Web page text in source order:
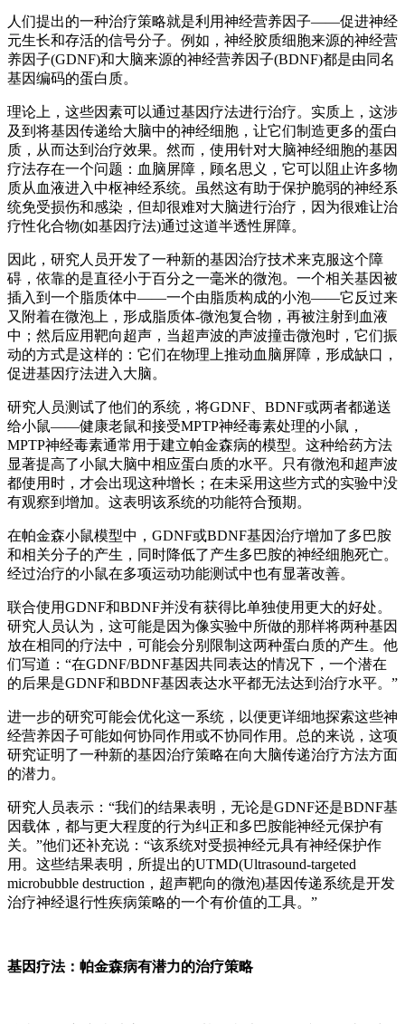
人们提出的一种治疗策略就是利用神经营养因子——促进神经
元生长和存活的信号分子。例如，神经胶质细胞来源的神经营
养因子(GDNF)和大脑来源的神经营养因子(BDNF)都是由同名
基因编码的蛋白质。
理论上，这些因素可以通过基因疗法进行治疗。实质上，这涉
及到将基因传递给大脑中的神经细胞，让它们制造更多的蛋白
质，从而达到治疗效果。然而，使用针对大脑神经细胞的基因
疗法存在一个问题：血脑屏障，顾名思义，它可以阻止许多物
质从血液进入中枢神经系统。虽然这有助于保护脆弱的神经系
统免受损伤和感染，但却很难对大脑进行治疗，因为很难让治
疗性化合物(如基因疗法)通过这道半透性屏障。
因此，研究人员开发了一种新的基因治疗技术来克服这个障
碍，依靠的是直径小于百分之一毫米的微泡。一个相关基因被
插入到一个脂质体中——一个由脂质构成的小泡——它反过来
又附着在微泡上，形成脂质体-微泡复合物，再被注射到血液
中；然后应用靶向超声，当超声波的声波撞击微泡时，它们振
动的方式是这样的：它们在物理上推动血脑屏障，形成缺口，
促进基因疗法进入大脑。
研究人员测试了他们的系统，将GDNF、BDNF或两者都递送
给小鼠——健康老鼠和接受MPTP神经毒素处理的小鼠，
MPTP神经毒素通常用于建立帕金森病的模型。这种给药方法
显著提高了小鼠大脑中相应蛋白质的水平。只有微泡和超声波
都使用时，才会出现这种增长；在未采用这些方式的实验中没
有观察到增加。这表明该系统的功能符合预期。
在帕金森小鼠模型中，GDNF或BDNF基因治疗增加了多巴胺
和相关分子的产生，同时降低了产生多巴胺的神经细胞死亡。
经过治疗的小鼠在多项运动功能测试中也有显著改善。
联合使用GDNF和BDNF并没有获得比单独使用更大的好处。
研究人员认为，这可能是因为像实验中所做的那样将两种基因
放在相同的疗法中，可能会分别限制这两种蛋白质的产生。他
们写道：“在GDNF/BDNF基因共同表达的情况下，一个潜在
的后果是GDNF和BDNF基因表达水平都无法达到治疗水平。”
进一步的研究可能会优化这一系统，以便更详细地探索这些神
经营养因子可能如何协同作用或不协同作用。总的来说，这项
研究证明了一种新的基因治疗策略在向大脑传递治疗方法方面
的潜力。
研究人员表示：“我们的结果表明，无论是GDNF还是BDNF基
因载体，都与更大程度的行为纠正和多巴胺能神经元保护有
关。”他们还补充说：“该系统对受损神经元具有神经保护作
用。这些结果表明，所提出的UTMD(Ultrasound-targeted
microbubble destruction，超声靶向的微泡)基因传递系统是开发
治疗神经退行性疾病策略的一个有价值的工具。”
基因疗法：帕金森病有潜力的治疗策略